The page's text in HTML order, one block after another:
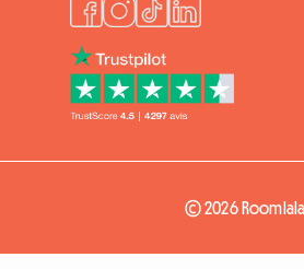
© 2026 Roomlala